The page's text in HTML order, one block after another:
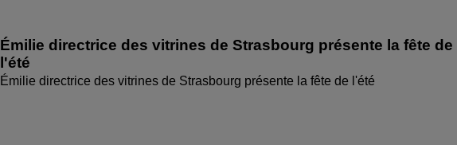
Émilie directrice des vitrines de Strasbourg présente la fête de
l'été
Émilie directrice des vitrines de Strasbourg présente la fête de l'été